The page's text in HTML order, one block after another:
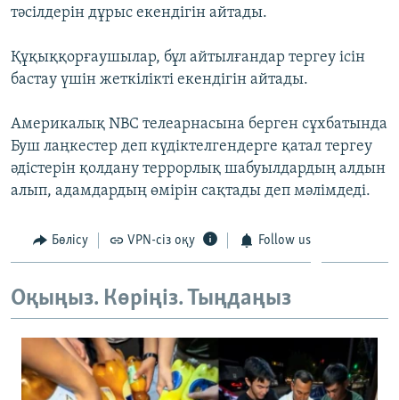
тәсілдерін дұрыс екендігін айтады.
Құқыққорғаушылар, бұл айтылғандар тергеу ісін
бастау үшін жеткілікті екендігін айтады.
Америкалық NBC телеарнасына берген сұхбатында
Буш лаңкестер деп күдіктелгендерге қатал тергеу
әдістерін қолдану террорлық шабуылдардың алдын
алып, адамдардың өмірін сақтады деп мәлімдеді.
Бөлісу VPN-сіз оқу Follow us
Оқыңыз. Көріңіз. Тыңдаңыз